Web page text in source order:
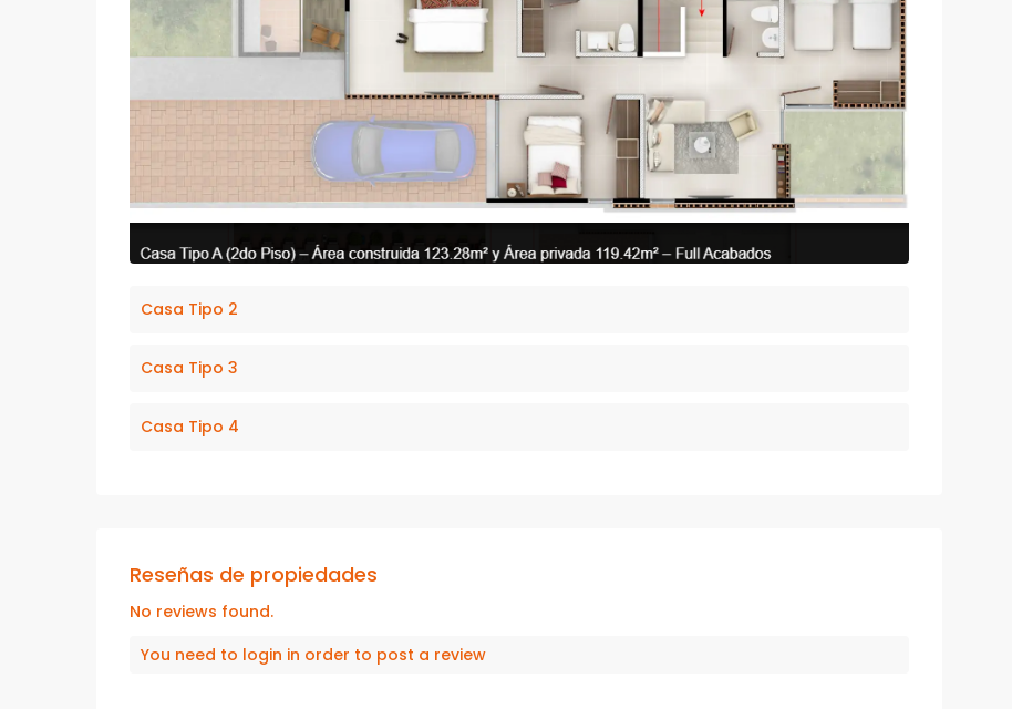
Casa Tipo 2
Casa Tipo 3
Casa Tipo 4
Reseñas de propiedades
No reviews found.
You need to login in order to post a review